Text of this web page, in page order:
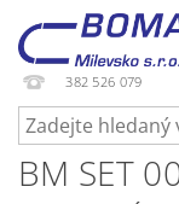
382 526 079
BM SET